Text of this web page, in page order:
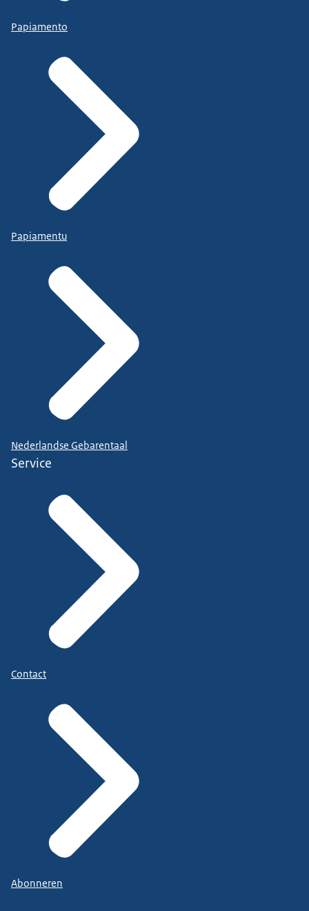
Papiamento
Papiamentu
Nederlandse Gebarentaal
Service
Contact
Abonneren